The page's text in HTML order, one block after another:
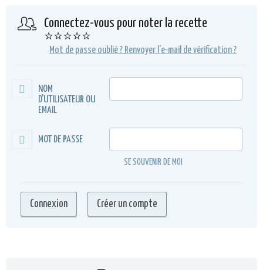
Connectez-vous pour noter la recette
⭐⭐⭐⭐⭐
Mot de passe oublié ? Renvoyer l'e-mail de vérification ?
NOM
D'UTILISATEUR OU
EMAIL
MOT DE PASSE
SE SOUVENIR DE MOI